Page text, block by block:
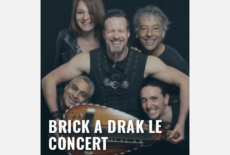
BRICK A DRAK LE
CONCERT